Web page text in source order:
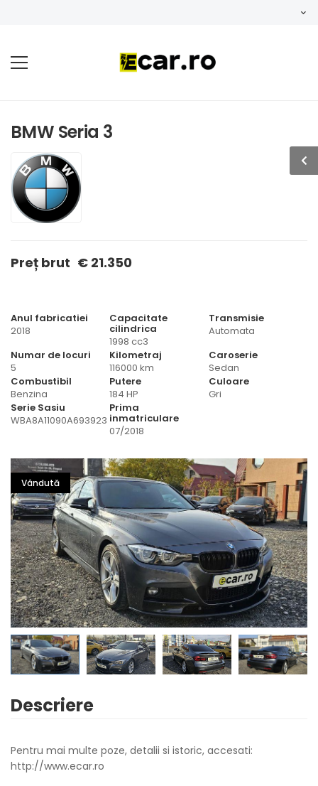
BMW Seria 3
Preț brut € 21.350
Anul fabricatiei
2018
Capacitate
cilindrica
1998 cc3
Transmisie
Automata
Numar de locuri
5
Kilometraj
116000 km
Caroserie
Sedan
Combustibil
Benzina
Putere
184 HP
Culoare
Gri
Serie Sasiu
WBA8A11090A693923
Prima
inmatriculare
07/2018
Vândută
Descriere
Pentru mai multe poze, detalii si istoric, accesati:
http://www.ecar.ro